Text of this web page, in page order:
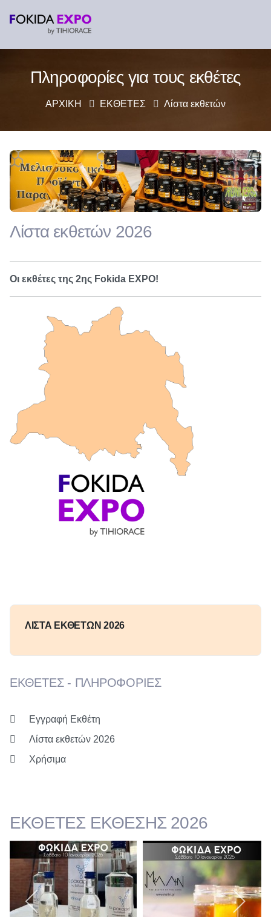
Πληροφορίες για τους εκθέτες
ΑΡΧΙΚΗ ΕΚΘΕΤΕΣ Λίστα εκθετών
Λίστα εκθετών 2026
Οι εκθέτες της 2ης Fokida EXPO!
ΛΙΣΤΑ ΕΚΘΕΤΩΝ 2026
ΕΚΘΕΤΕΣ - ΠΛΗΡΟΦΟΡΙΕΣ
Εγγραφή Εκθέτη
Λίστα εκθετών 2026
Χρήσιμα
ΕΚΘΕΤΕΣ ΕΚΘΕΣΗΣ 2026